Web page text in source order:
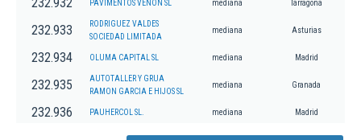
PAVIMENTOS VENON SL mediana Tarragona
232.933
RODRIGUEZ VALDES
SOCIEDAD LIMITADA
mediana Asturias
232.934 OLUMA CAPITAL SL mediana Madrid
232.935
AUTOTALLER Y GRUA
RAMON GARCIA E HIJOS SL
mediana Granada
232.936 PAUHERCOL SL. mediana Madrid